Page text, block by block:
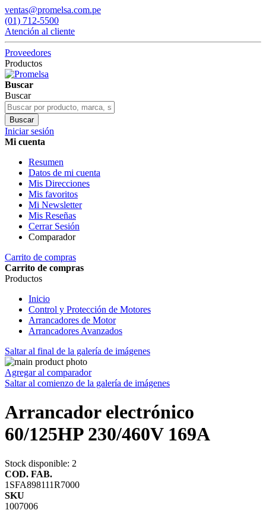
ventas@promelsa.com.pe
(01) 712-5500
Atención al cliente
Proveedores
Productos
Buscar
Buscar
Buscar
Iniciar sesión
Mi cuenta
Resumen
Datos de mi cuenta
Mis Direcciones
Mis favoritos
Mi Newsletter
Mis Reseñas
Cerrar Sesión
Comparador
Carrito de compras
Carrito de compras
Productos
Inicio
Control y Protección de Motores
Arrancadores de Motor
Arrancadores Avanzados
Saltar al final de la galería de imágenes
Agregar al comparador
Saltar al comienzo de la galería de imágenes
Arrancador electrónico
60/125HP 230/460V 169A
Stock disponible: 2
COD. FAB.
1SFA898111R7000
SKU
1007006